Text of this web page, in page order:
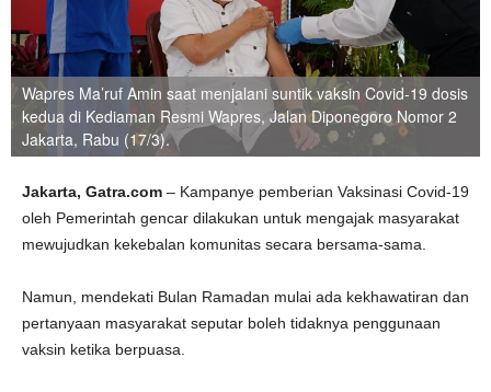
Wapres Ma’ruf Amin saat menjalani suntik vaksin Covid-19 dosis
kedua di Kediaman Resmi Wapres, Jalan Diponegoro Nomor 2
Jakarta, Rabu (17/3).
Jakarta, Gatra.com – Kampanye pemberian Vaksinasi Covid-19
oleh Pemerintah gencar dilakukan untuk mengajak masyarakat
mewujudkan kekebalan komunitas secara bersama-sama.
Namun, mendekati Bulan Ramadan mulai ada kekhawatiran dan
pertanyaan masyarakat seputar boleh tidaknya penggunaan
vaksin ketika berpuasa.